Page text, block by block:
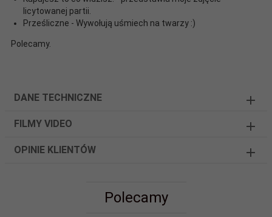
licytowanej partii.
Prześliczne - Wywołują uśmiech na twarzy :)
Polecamy.
DANE TECHNICZNE
FILMY VIDEO
OPINIE KLIENTÓW
Polecamy